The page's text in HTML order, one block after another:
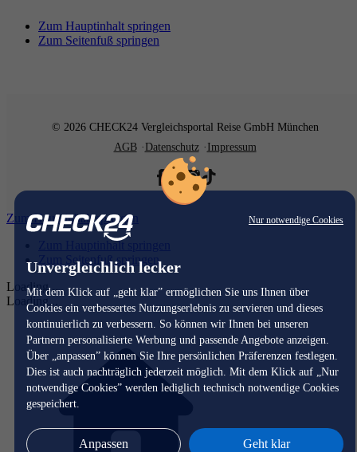
Nur notwendige Cookies
Unvergleichlich lecker
Mit dem Klick auf „geht klar” ermöglichen Sie uns Ihnen über
Cookies ein verbessertes Nutzungserlebnis zu servieren und dieses
kontinuierlich zu verbessern. So können wir Ihnen bei unseren
Partnern personalisierte Werbung und passende Angebote anzeigen.
Über „anpassen” können Sie Ihre persönlichen Präferenzen festlegen.
Dies ist auch nachträglich jederzeit möglich. Mit dem Klick auf „Nur
notwendige Cookies” werden lediglich technisch notwendige Cookies
gespeichert.
Anpassen Geht klar
Zum Hauptinhalt springen
Zum Seitenfuß springen
© 2026 CHECK24 Vergleichsportal Reise GmbH München
AGB
Datenschutz Impressum
Zum Hauptinhalt springen
Zum Hauptinhalt springen
Zum Seitenfuß springen
Loading...
Loading...